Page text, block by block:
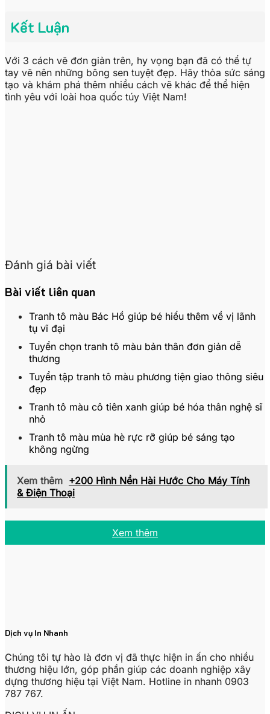
Kết Luận
Với 3 cách vẽ đơn giản trên, hy vọng bạn đã có thể tự
tay vẽ nên những bông sen tuyệt đẹp. Hãy thỏa sức sáng
tạo và khám phá thêm nhiều cách vẽ khác để thể hiện
tình yêu với loài hoa quốc túy Việt Nam!
Đánh giá bài viết
Bài viết liên quan
Tranh tô màu Bác Hồ giúp bé hiểu thêm về vị lãnh
tụ vĩ đại
Tuyển chọn tranh tô màu bản thân đơn giản dễ
thương
Tuyển tập tranh tô màu phương tiện giao thông siêu
đẹp
Tranh tô màu cô tiên xanh giúp bé hóa thân nghệ sĩ
nhỏ
Tranh tô màu mùa hè rực rỡ giúp bé sáng tạo
không ngừng
Xem thêm +200 Hình Nền Hài Hước Cho Máy Tính
& Điện Thoại
Xem thêm
Dịch vụ In Nhanh
Chúng tôi tự hào là đơn vị đã thực hiện in ấn cho nhiều
thương hiệu lớn, góp phần giúp các doanh nghiệp xây
dựng thương hiệu tại Việt Nam. Hotline in nhanh 0903
787 767.